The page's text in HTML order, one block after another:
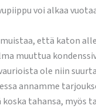
voi alkaa
muistaa, että katon
muuttua
ole niin
annamme
tahansa, myös